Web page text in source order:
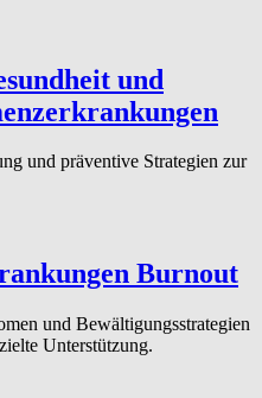
und
und präventive Strategien zur
Burnout
und Bewältigungsstrategien
Unterstützung.